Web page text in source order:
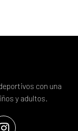
con una
y adultos.